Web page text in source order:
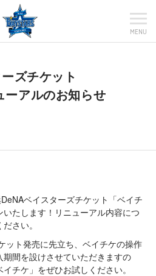
MENU
ズチケット
ーアルのお知らせ
ベイスターズチケット「ベイチ
たします！リニューアル内容につ
さい。
ット発売に先立ち、ベイチケの操作
間を設けさせていただきますの
チケ」をぜひお試しください。